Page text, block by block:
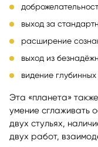
выход за
расширение
выход из
видение
Эта «планета»
умение сглаживать
двух стульях,
двух работ,